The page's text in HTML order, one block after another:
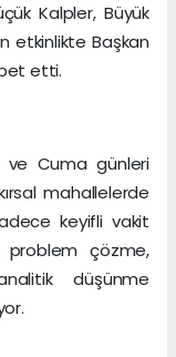
Kalpler, Büyük
etkinlikte Başkan
etti.
ve Cuma günleri
mahallelerde
keyifli vakit
problem çözme,
düşünme